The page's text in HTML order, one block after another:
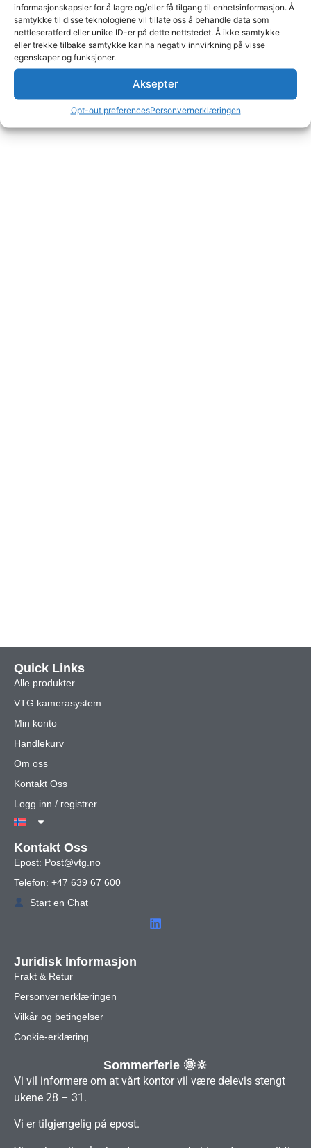
informasjonskapsler for å lagre og/eller få tilgang til enhetsinformasjon. Å
samtykke til disse teknologiene vil tillate oss å behandle data som
nettleseratferd eller unike ID-er på dette nettstedet. Å ikke samtykke
eller trekke tilbake samtykke kan ha negativ innvirkning på visse
egenskaper og funksjoner.
Aksepter
Opt-out preferencesPersonvernerklæringen
Kabel sett med spiralkabel,
Logg inn for å se priser
Kabel sett for bil med
Les mer
Quick Links
Alle produkter
VTG kamerasystem
Min konto
Handlekurv
Om oss
Kontakt Oss
Logg inn / registrer
Kontakt Oss
Epost: Post@vtg.no
Telefon: +47 639 67 600
Start en Chat
Juridisk Informasjon
Frakt & Retur
Personvernerklæringen
Vilkår og betingelser
Cookie-erklæring
Sommerferie 🌞🔆
Vi vil informere om at vårt kontor vil være delevis stengt
ukene 28 – 31.
Vi er tilgjengelig på epost.